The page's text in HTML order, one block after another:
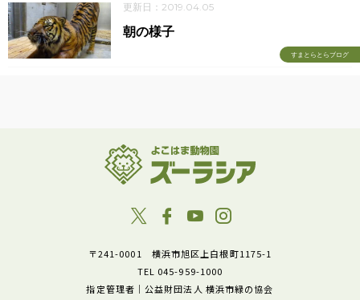
更新日：2019.04.05
すまとらとらブログ
朝の様子
〒241-0001 横浜市旭区上白根町1175-1
TEL 045-959-1000
指定管理者｜公益財団法人 横浜市緑の協会